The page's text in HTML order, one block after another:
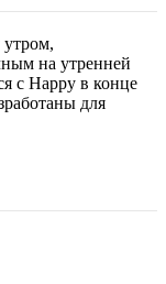
утром,
на утренней
с Happy в конце
для